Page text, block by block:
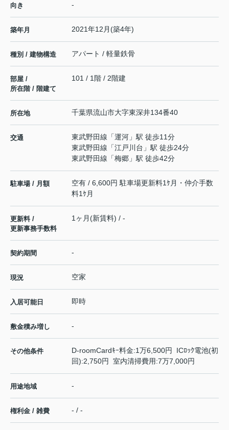
向き -
築年月 2021年12月(築4年)
種別 / 建物構造 アパート / 軽量鉄骨
部屋 /
所在階 / 階建て
101 / 1階 / 2階建
所在地 千葉県流山市大字東深井134番40
交通 東武野田線 「運河 」駅 徒歩11分
東武野田線 「江戸川台 」駅 徒歩24分
東武野田線 「梅郷 」駅 徒歩42分
駐車場 / 月額
空有 / 6,600円 駐車場更新料1ｹ月・仲介手数
料1ｹ月
更新料 /
更新事務手数料
1ヶ月(新賃料) / -
契約期間 -
現況 空家
入居可能日 即時
敷金積み増し -
その他条件
D-roomCardｷｰ料金:1万6,500円 ICﾛｯｸ電池(初
回):2,750円 室内清掃費用:7万7,000円
用途地域 -
権利金 / 雑費 - / -